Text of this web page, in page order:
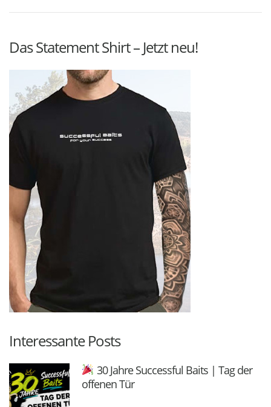
Das Statement Shirt – Jetzt neu!
Interessante Posts
30 Jahre Successful Baits | Tag der
offenen Tür